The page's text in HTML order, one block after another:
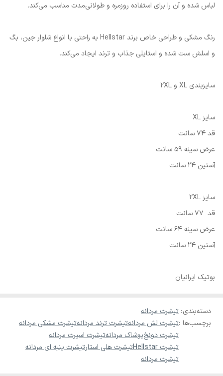
لباس شده و آن را برای استفاده روزمره و طولانی‌مدت مناسب می‌کند.
رنگ مشکی و طراحی خاص برند Hellstar به راحتی با انواع شلوار جین، بگ
و اسلش ست شده و استایلی جذاب و ترند ایجاد می‌کند.
سایزبندی XL و 2XL
سایز XL
قد 74 سانت
عرض سینه 59 سانت
آستین 24 سانت
سایز 2XL
قد 77 سانت
عرض سینه 64 سانت
آستین 24 سانت
بوتیک ایرانیان
دسته‌بندی: تیشرت مردانه
برچسب‌ها :تیشرت لش مردانهتیشرت ترند مردانهتیشرت مشکی مردانه
تیشرت دونخپوشاک مردانهتیشرت اسپرت مردانه
تیشرت Hellstar
تیشرت هلی استارتیشرت پنبه ای مردانه
تیشرت مردانه